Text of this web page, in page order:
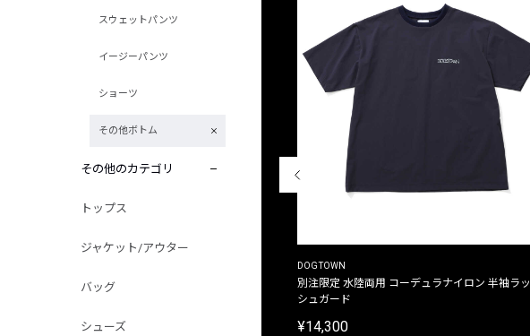
スウェットパンツ
イージーパンツ
ショーツ
その他ボトム
その他のカテゴリ
トップス
ジャケット/アウター
バッグ
シューズ
別注限定 ピグメントダイ バックプリント サーフ
DOGTOWN
別注限定 水陸両用 コーデュラナイロン 半袖ラッ
シュガード
¥14,300